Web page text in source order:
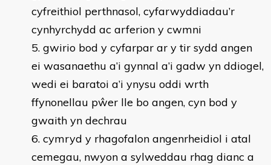
cyfreithiol perthnasol, cyfarwyddiadau’r
cynhyrchydd ac arferion y cwmni
gwirio bod y cyfarpar ar y tir sydd angen
ei wasanaethu a’i gynnal a’i gadw yn ddiogel,
wedi ei baratoi a’i ynysu oddi wrth
ffynonellau pŵer lle bo angen, cyn bod y
gwaith yn dechrau
cymryd y rhagofalon angenrheidiol i atal
cemegau, nwyon a sylweddau rhag dianc a